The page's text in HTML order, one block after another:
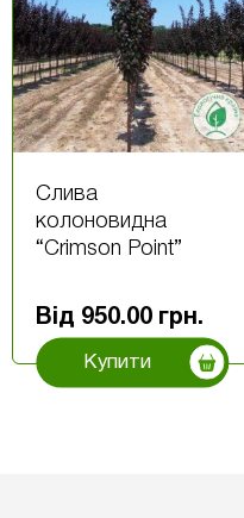
Слива
колоновидна
“Crimson Point”
Від 950.00 грн.
Купити